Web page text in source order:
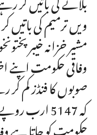
ویں ترمیم کی
مشیر خزانہ
وفاقی حکومت
صوبوں کا فنڈز کم
کہ 5147 ارب